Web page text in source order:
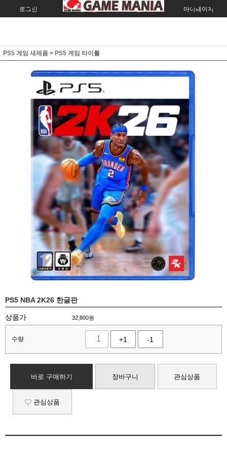
로그인 회원가입 주문조회 마이페이지
PS5 게임 새제품 > PS5 게임 타이틀
PS5 NBA 2K26 한글판
상품가 32,800원
수량 +1 -1
바로 구매하기 장바구니 관심상품
관심상품